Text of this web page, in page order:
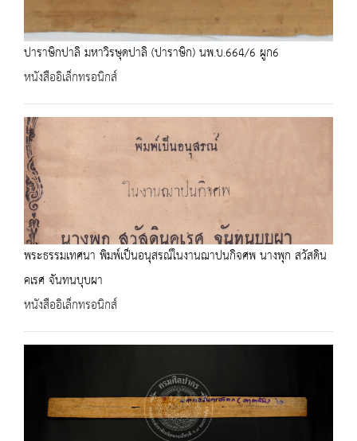
ปาราษิกปาลิ มหาวิรษุดปาลิ (ปาราษิก) นพ.บ.664/6 ผูก6
หนังสืออิเล็กทรอนิกส์
พระธรรมเทศนา พิมพ์เป็นอนุสรณ์ในงานฌาปนกิจศพ นางพุก สวัสดิน
คเรศ จันทนบุบผา
หนังสืออิเล็กทรอนิกส์